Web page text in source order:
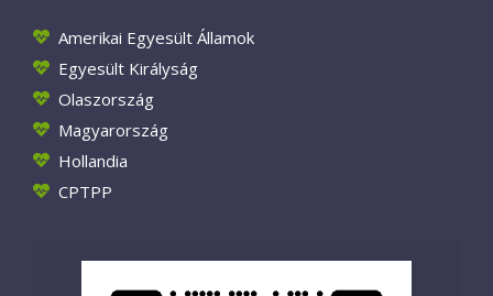
Amerikai Egyesült Államok
Egyesült Királyság
Olaszország
Magyarország
Hollandia
CPTPP